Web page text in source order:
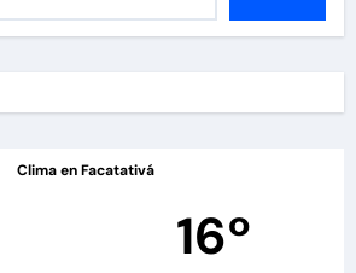
Clima en Facatativá
16º